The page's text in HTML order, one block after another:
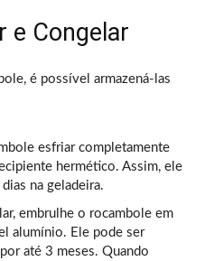
e Congelar
é possível armazená-las
esfriar completamente
hermético. Assim, ele
na geladeira.
embrulhe o rocambole em
alumínio. Ele pode ser
até 3 meses. Quando